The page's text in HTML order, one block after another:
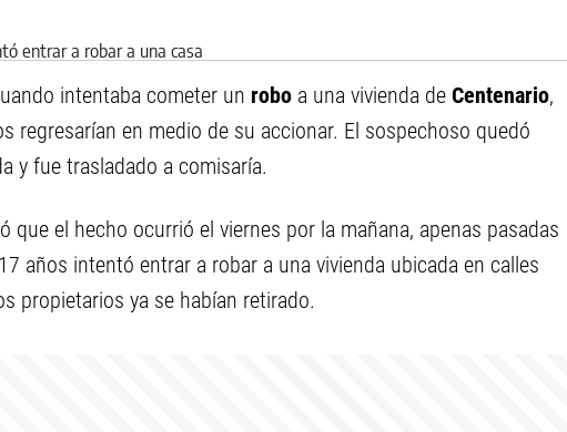
intentaba cometer un robo a una vivienda de Centenario,
regresarían en medio de su accionar. El sospechoso quedó
y fue trasladado a comisaría.
que el hecho ocurrió el viernes por la mañana, apenas pasadas
años intentó entrar a robar a una vivienda ubicada en calles
propietarios ya se habían retirado.